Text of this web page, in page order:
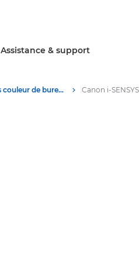
Assistance & support
Imprimantes couleur de bureau